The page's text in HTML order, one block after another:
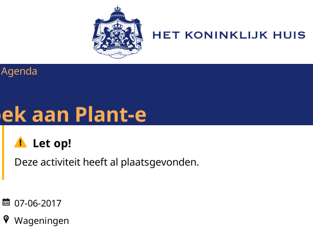
Naar de homepage van Het Koninklijk Huis
Agenda
aan Plant-e
Let op!
Deze activiteit heeft al plaatsgevonden.
07-06-2017
Wageningen